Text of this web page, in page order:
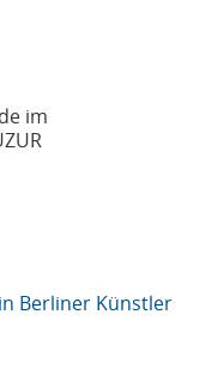
im
Berliner Künstler